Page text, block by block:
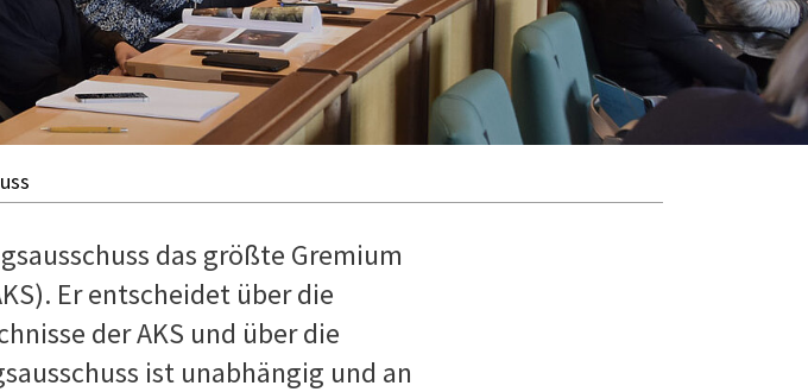
das größte Gremium
Er entscheidet über die
der AKS und über die
ist unabhängig und an